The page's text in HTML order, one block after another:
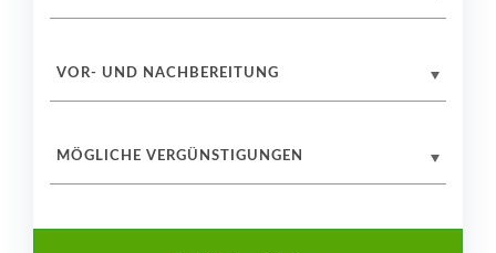
VOR- UND NACHBEREITUNG
MÖGLICHE VERGÜNSTIGUNGEN